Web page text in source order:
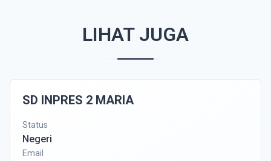
LIHAT JUGA
SD INPRES 2 MARIA
Status
Negeri
Email